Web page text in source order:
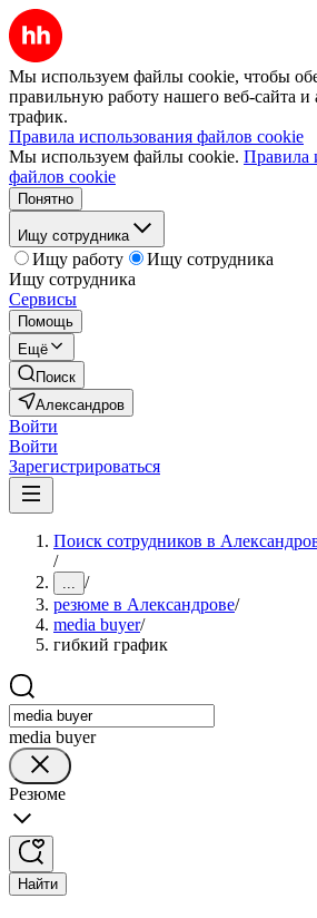
Мы используем файлы cookie, чтобы
правильную работу нашего веб-сайта и
трафик.
Правила использования файлов cookie
Мы используем файлы cookie. Правила
файлов cookie
Понятно
Ищу сотрудника
Ищу работу
Ищу сотрудника
Ищу сотрудника
Сервисы
Помощь
Ещё
Поиск
Александров
Войти
Войти
Зарегистрироваться
Поиск сотрудников в
/
... /
резюме в Александрове/
media buyer/
гибкий график
media buyer
Резюме
Найти